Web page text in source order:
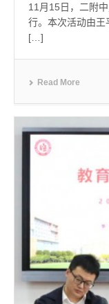
11月15日，二附
行。本次活动由王
[…]
Read More